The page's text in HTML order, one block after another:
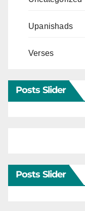
Upanishads
Verses
Posts Slider
Posts Slider